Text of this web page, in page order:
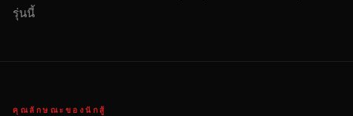
รุ่นนี้
คุณลักษณะของนักสู้